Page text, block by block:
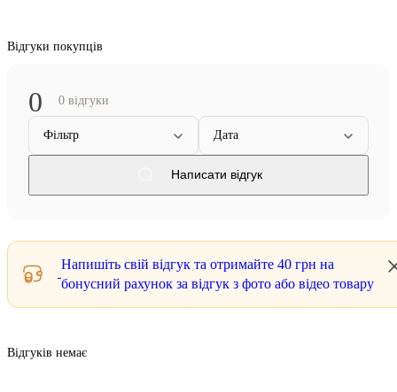
Відгуки покупців
0 0 відгуки
Фільтр Дата
Написати відгук
Напишіть свій відгук та отримайте 40 грн на
бонусний рахунок за відгук з фото або відео товару
Відгуків немає